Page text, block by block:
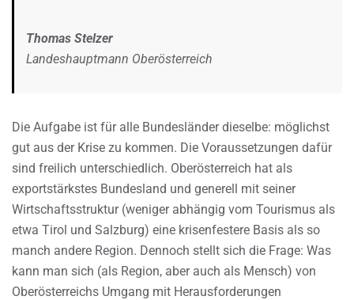
Thomas Stelzer
Landeshauptmann Oberösterreich
Die Aufgabe ist für alle Bundesländer dieselbe: möglichst
gut aus der Krise zu kommen. Die Voraussetzungen dafür
sind freilich unterschiedlich. Oberösterreich hat als
exportstärkstes Bundesland und generell mit seiner
Wirtschaftsstruktur (weniger abhängig vom Tourismus als
etwa Tirol und Salzburg) eine krisenfestere Basis als so
manch andere Region. Dennoch stellt sich die Frage: Was
kann man sich (als Region, aber auch als Mensch) von
Oberösterreichs Umgang mit Herausforderungen